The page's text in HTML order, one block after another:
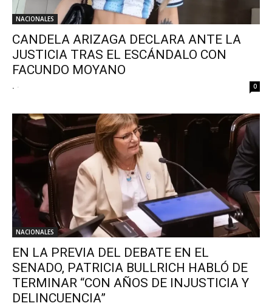
NACIONALES
CANDELA ARIZAGA DECLARA ANTE LA
JUSTICIA TRAS EL ESCÁNDALO CON
FACUNDO MOYANO
. - 0
NACIONALES
EN LA PREVIA DEL DEBATE EN EL
SENADO, PATRICIA BULLRICH HABLÓ DE
TERMINAR “CON AÑOS DE INJUSTICIA Y
DELINCUENCIA”